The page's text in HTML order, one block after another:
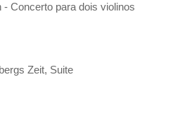
Concerto para dois violinos
Zeit, Suite